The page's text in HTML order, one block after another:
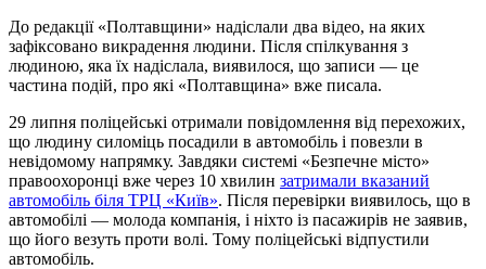
До редакції «Полтавщини» надіслали два відео, на яких
зафіксовано викрадення людини. Після спілкування з
людиною, яка їх надіслала, виявилося, що записи — це
частина подій, про які «Полтавщина» вже писала.
29 липня поліцейські отримали повідомлення від перехожих,
що людину силоміць посадили в автомобіль і повезли в
невідомому напрямку. Завдяки системі «Безпечне місто»
правоохоронці вже через 10 хвилин затримали вказаний
автомобіль біля ТРЦ «Київ». Після перевірки виявилось, що в
автомобілі — молода компанія, і ніхто із пасажирів не заявив,
що його везуть проти волі. Тому поліцейські відпустили
автомобіль.